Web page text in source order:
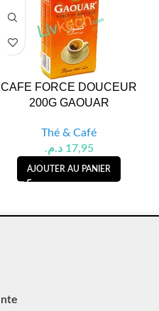
CAFE FORCE DOUCEUR
200G GAOUAR
Thé & Café
17,95 د.م.
AJOUTER AU PANIER